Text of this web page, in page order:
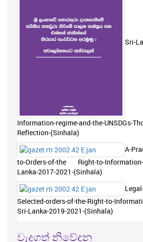
Sri-
Information-regime-and-the-UNSDGs-
Reflection-(Sinhala)
A-
to-Orders-of-the Right-to-Information-
Lanka-2017-2021-(Sinhala)
Selected-orders-of-the-Right-to-
Sri-Lanka-2019-2021-(Sinhala)
වැදගත් නිවේදන